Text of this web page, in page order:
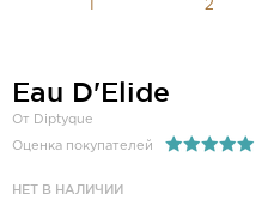
Eau D'Elide
От Diptyque
Оценка покупателей
НЕТ В НАЛИЧИИ